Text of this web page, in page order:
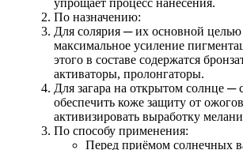
По назначению:
Для солярия ─ их основной целью
максимальное усиление
этого в составе содержатся
активаторы, пролонгаторы.
Для загара на открытом солнце ─
обеспечить коже защиту от
активизировать выработку
По способу применения:
Перед приёмом солнечных